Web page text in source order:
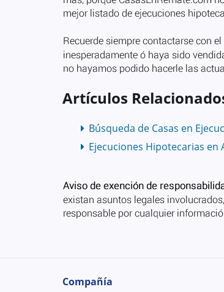
Artículos
Búsqueda de Casas en
Ejecuciones Hipotecarias en
Compañía